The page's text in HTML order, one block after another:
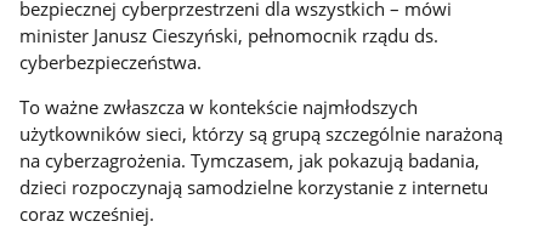
bezpiecznej cyberprzestrzeni dla wszystkich – mówi
minister Janusz Cieszyński, pełnomocnik rządu ds.
cyberbezpieczeństwa.
To ważne zwłaszcza w kontekście najmłodszych
użytkowników sieci, którzy są grupą szczególnie narażoną
na cyberzagrożenia. Tymczasem, jak pokazują badania,
dzieci rozpoczynają samodzielne korzystanie z internetu
coraz wcześniej.